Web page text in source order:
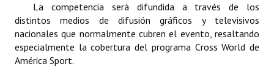
La competencia será difundida a través de los
distintos medios de difusión gráficos y televisivos
nacionales que normalmente cubren el evento, resaltando
especialmente la cobertura del programa Cross World de
América Sport.